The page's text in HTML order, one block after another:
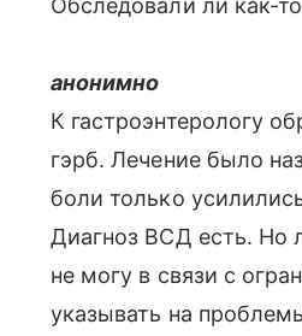
Обследовали ли как-
анонимно
К гастроэнтерологу
гэрб. Лечение было
боли только
Диагноз ВСД есть. Но
не могу в связи с
указывать на